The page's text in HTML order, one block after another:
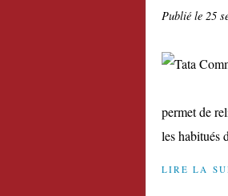
Publié le 25
permet de
les habitués
LIRE LA